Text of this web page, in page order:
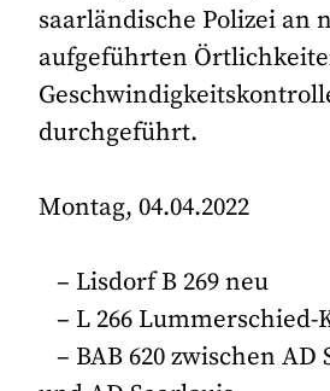
saarländische Polizei an
aufgeführten
durchgeführt.
Montag, 04.04.2022
– Lisdorf B 269 neu
– L 266 Lummerschied-
– BAB 620 zwischen AD